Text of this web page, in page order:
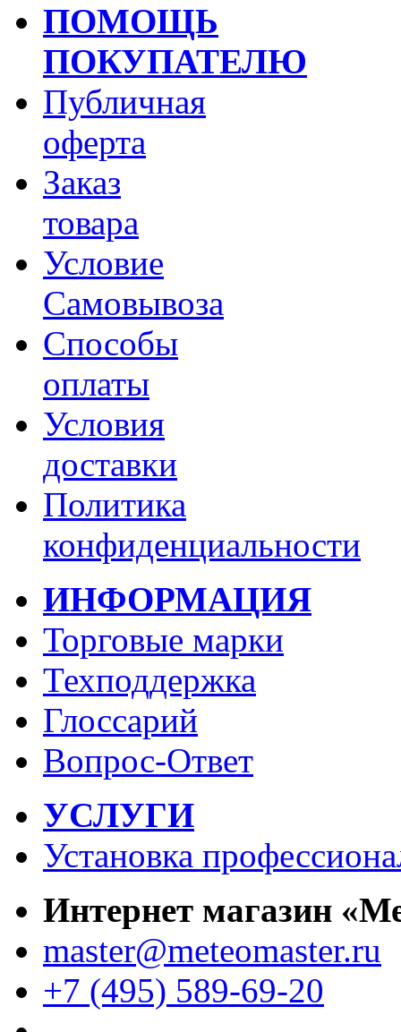
ПОМОЩЬ
ПОКУПАТЕЛЮ
Публичная
оферта
Заказ
товара
Условие
Самовывоза
Способы
оплаты
Условия
доставки
Политика
конфиденциальности
ИНФОРМАЦИЯ
Торговые марки
Техподдержка
Глоссарий
Вопрос-Ответ
УСЛУГИ
Установка
Интернет магазин
master@meteomaster.ru
+7 (495) 589-69-20